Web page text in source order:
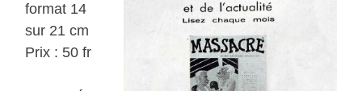
format 14
sur 21 cm
Prix : 50 fr